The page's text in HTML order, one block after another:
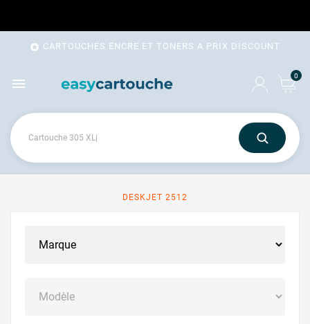
 CARTOUCHES ENCRE ET TONERS A PRIX DISCOUNT
 0
DESKJET 2512